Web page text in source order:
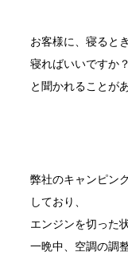
お客様に、寝ると
寝ればいいですか？
と聞かれることが
弊社のキャンピン
しており、
エンジンを切った
一晩中、空調の調